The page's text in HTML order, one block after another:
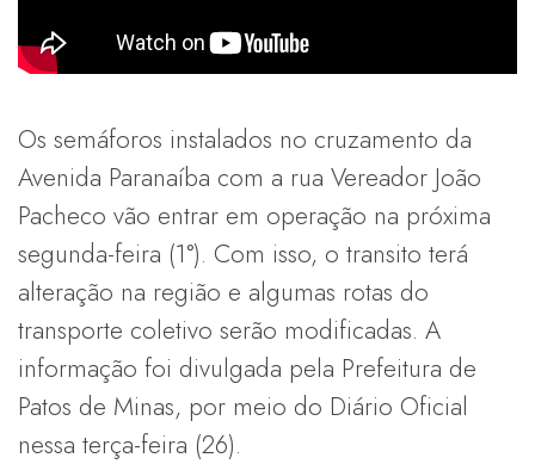
Os semáforos instalados no cruzamento da
Avenida Paranaíba com a rua Vereador João
Pacheco vão entrar em operação na próxima
segunda-feira (1°). Com isso, o transito terá
alteração na região e algumas rotas do
transporte coletivo serão modificadas. A
informação foi divulgada pela Prefeitura de
Patos de Minas, por meio do Diário Oficial
nessa terça-feira (26).